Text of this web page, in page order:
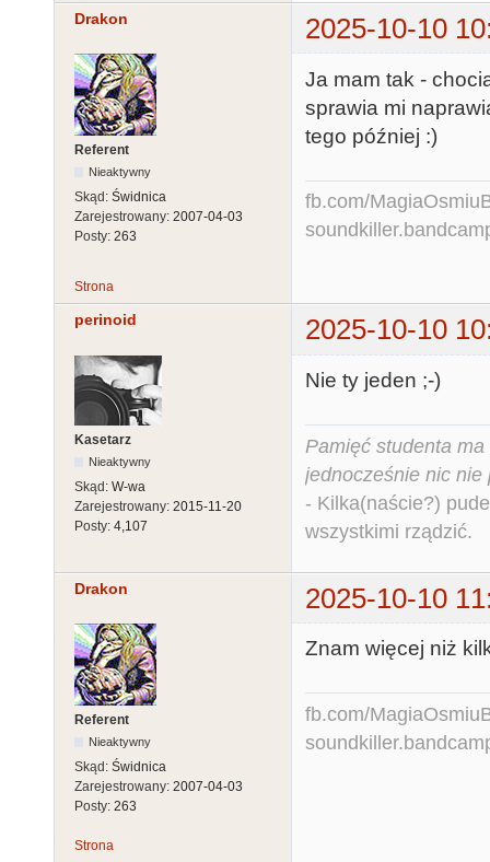
Drakon 2025-10-10
Referent
Nieaktywny
Skąd: Świdnica
Zarejestrowany: 2007-04-03
Posty: 263
Ja mam tak -
sprawia mi
tego później :)
fb.com/
Strona
perinoid 2025-10-10
Kasetarz
Nieaktywny
Skąd: W-wa
Zarejestrowany: 2015-11-20
Posty: 4,107
Nie ty jeden ;-)
Pamięć studenta
jednocześnie nic nie
- Kilka(naście?)
wszystkimi rządzić.
Drakon 2025-10-10
Referent
Nieaktywny
Skąd: Świdnica
Zarejestrowany: 2007-04-03
Posty: 263
Znam więcej niż
fb.com/
Strona